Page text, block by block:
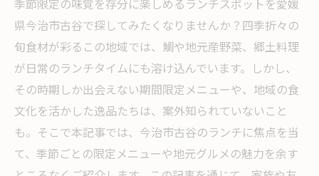
季節限定の味覚を存分に楽しめるランチスポットを愛媛
県今治市古谷で探してみたくなりませんか？四季折々の
旬食材が彩るこの地域では、鯛や地元産野菜、郷土料理
が日常のランチタイムにも溶け込んでいます。しかし、
その時期しか出会えない期間限定メニューや、地域の食
文化を活かした逸品たちは、案外知られていないこと
も。そこで本記事では、今治市古谷のランチに焦点を当
て、季節ごとの限定メニューや地元グルメの魅力を余す